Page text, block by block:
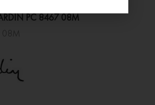
PC 8467 08M